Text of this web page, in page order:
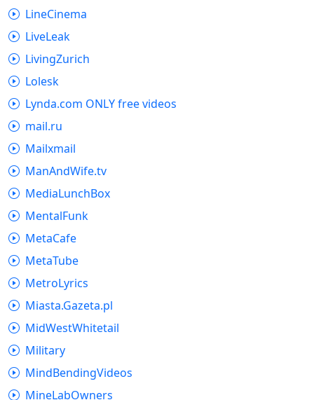
LineCinema
LiveLeak
LivingZurich
Lolesk
Lynda.com ONLY free videos
mail.ru
Mailxmail
ManAndWife.tv
MediaLunchBox
MentalFunk
MetaCafe
MetaTube
MetroLyrics
Miasta.Gazeta.pl
MidWestWhitetail
Military
MindBendingVideos
MineLabOwners